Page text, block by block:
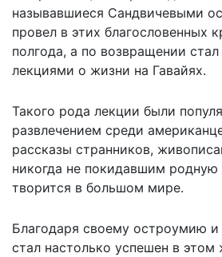
называвшиеся Сандвичевыми
провел в этих благословенных
полгода, а по возвращении стал
лекциями о жизни на Гавайях.
Такого рода лекции были
развлечением среди
рассказы странников,
никогда не покидавшим родную
творится в большом мире.
Благодаря своему остроумию и
стал настолько успешен в этом